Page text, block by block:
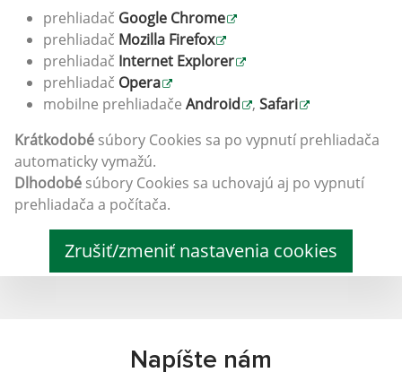
prehliadač Google Chrome
prehliadač Mozilla Firefox
prehliadač Internet Explorer
prehliadač Opera
mobilne prehliadače Android , Safari
Krátkodobé súbory Cookies sa po vypnutí prehliadača
automaticky vymažú.
Dlhodobé súbory Cookies sa uchovajú aj po vypnutí
prehliadača a počítača.
Zrušiť/zmeniť nastavenia cookies
Napíšte nám